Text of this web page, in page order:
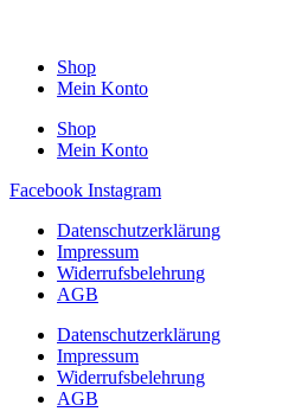
Shop
Mein Konto
Shop
Mein Konto
Facebook Instagram
Datenschutzerklärung
Impressum
Widerrufsbelehrung
AGB
Datenschutzerklärung
Impressum
Widerrufsbelehrung
AGB